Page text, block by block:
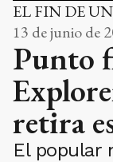
EL FIN DE
13 de junio de
Punto
retira
El popular